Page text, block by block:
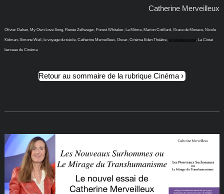
Catherine Merveilleux
Olivier Dahan, My Own Love Song, Renée Zellweger, Forest Whitaker, La Môme, Marion Cotillard, Grace de Monaco, Nicole
Kidman, Simone Weil, le voyage du siècle, Catherine Merveilleux, Oscar, Cinéma Eden Théâtre, lejouretlanuit.net, La Ciotat
berceau du Cinéma
Retour au sommaire de la rubrique Cinéma